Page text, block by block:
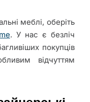
меблі, оберіть
. У нас є безліч
покупців
відчуттям